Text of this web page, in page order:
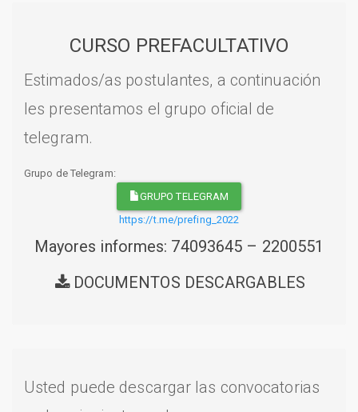
CURSO PREFACULTATIVO
Estimados/as postulantes, a continuación
les presentamos el grupo oficial de
telegram.
Grupo de Telegram:
GRUPO TELEGRAM
https://t.me/prefing_2022
Mayores informes: 74093645 – 2200551
DOCUMENTOS DESCARGABLES
Usted puede descargar las convocatorias